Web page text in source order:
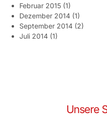
Februar 2015 (1)
Dezember 2014 (1)
September 2014 (2)
Juli 2014 (1)
Unsere